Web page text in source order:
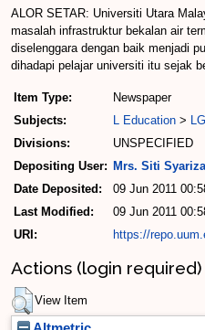
ALOR SETAR: Universiti Utara
masalah infrastruktur bekalan air
diselenggara dengan baik menjadi
dihadapi pelajar universiti itu sejak
Item Type:
Newspaper
Subjects:
L Education >
Divisions:
UNSPECIFIED
Depositing User: Mrs. Siti
Date Deposited:
09 Jun 2011
Last Modified:
09 Jun 2011
URI:
https://
Actions (login required)
View Item